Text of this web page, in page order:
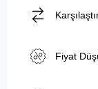
Fiyat